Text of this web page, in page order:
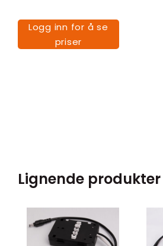
Logg inn for å se
priser
Lignende produkter